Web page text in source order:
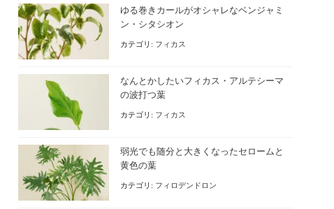
ゆる巻きカールがオシャレなベンジャミ
ン・シタシオン
カテゴリ: フィカス
なんとかしたいフィカス・アルテシーマ
の波打つ葉
カテゴリ: フィカス
弱光でも随分と大きくなったセロームと
黄色の葉
カテゴリ: フィロデンドロン